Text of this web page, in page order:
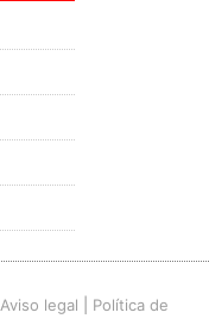
Aviso legal
Política de